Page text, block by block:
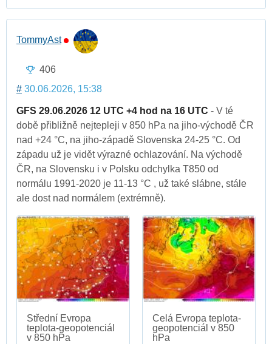
TommyAst
406
# 30.06.2026, 15:38
GFS 29.06.2026 12 UTC +4 hod na 16 UTC - V té
době přibližně nejtepleji v 850 hPa na jiho-východě ČR
nad +24 °C, na jiho-západě Slovenska 24-25 °C. Od
západu už je vidět výrazné ochlazování. Na východě
ČR, na Slovensku i v Polsku odchylka T850 od
normálu 1991-2020 je 11-13 °C , už také slábne, stále
ale dost nad normálem (extrémně).
Střední Evropa
teplota-geopotenciál
v 850 hPa
Celá Evropa teplota-
geopotenciál v 850
hPa